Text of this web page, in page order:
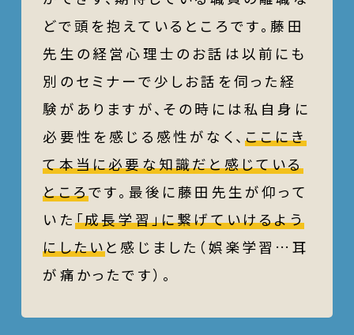
どで頭を抱えているところです。藤田
先生の経営心理士のお話は以前にも
別のセミナーで少しお話を伺った経
験がありますが、その時には私自身に
必要性を感じる感性がなく、ここにき
て本当に必要な知識だと感じている
ところです。最後に藤田先生が仰って
いた「成長学習」に繋げていけるよう
にしたいと感じました（娯楽学習…耳
が痛かったです）。